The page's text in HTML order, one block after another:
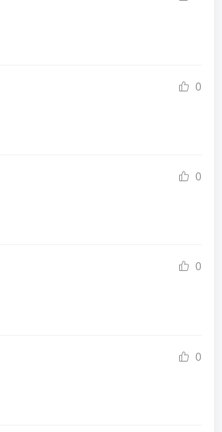
0
0
0
0